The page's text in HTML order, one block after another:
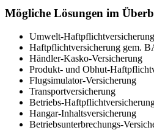
Mögliche Lösungen im
Umwelt-Haftpflichtversicherung
Haftpflichtversicherung gem.
Händler-Kasko-Versicherung
Produkt- und Obhut-
Flugsimulator-Versicherung
Transportversicherung
Betriebs-
Hangar-Inhaltsversicherung
Betriebsunterbrechungs-